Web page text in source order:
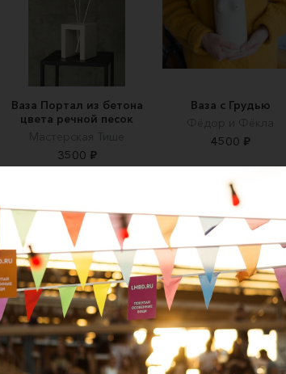
Ваза Портал из бетона
цвета речной песок
Мастерская Тише
3500 ₽
Ваза с Грудью
Фёдор и Фёкла
4500 ₽
Соглашение об оказании услуг
Правила сайта
Оферта для продавцов